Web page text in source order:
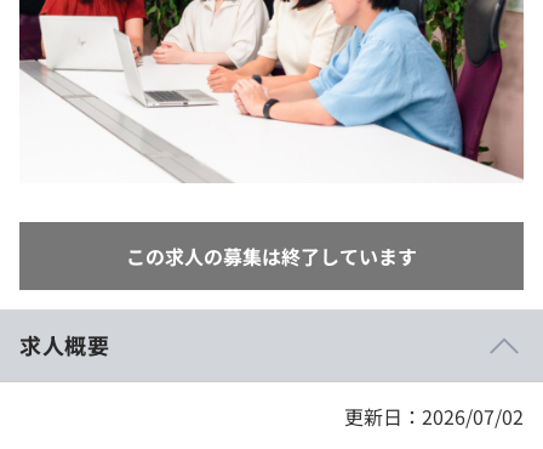
プラン
個人向けプラン
法人向けプラン
この求人の募集は終了しています
求人概要
更新日：2026/07/02